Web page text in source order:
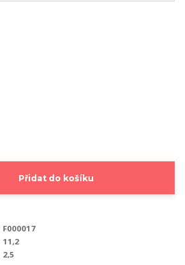
Přidat do košíku
F000017
11,2
2,5